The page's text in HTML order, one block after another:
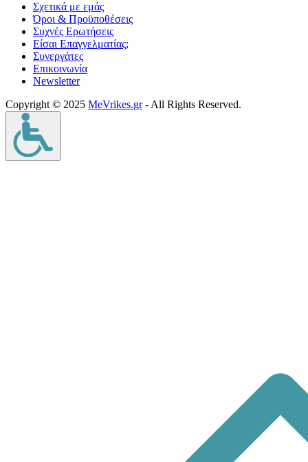
Σχετικά με εμάς
Όροι & Προϋποθέσεις
Συχνές Ερωτήσεις
Είσαι Επαγγελματίας;
Συνεργάτες
Επικοινωνία
Νewsletter
Copyright © 2025 MeVrikes.gr- All Rights Reserved.